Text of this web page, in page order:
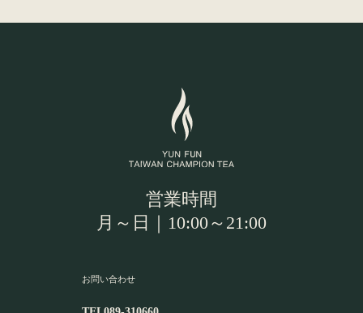
営業時間
月～日｜10:00～21:00
お問い合わせ